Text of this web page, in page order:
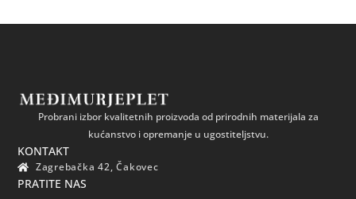
Probrani izbor kvalitetnih proizvoda od prirodnih materijala za
kućanstvo i opremanje u ugostiteljstvu.
KONTAKT
Zagrebačka 42, Čakovec
PRATITE NAS